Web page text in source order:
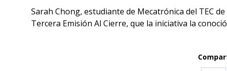
Sarah Chong, estudiante de Mecatrónica del TEC
Tercera Emisión Al Cierre, que la iniciativa la